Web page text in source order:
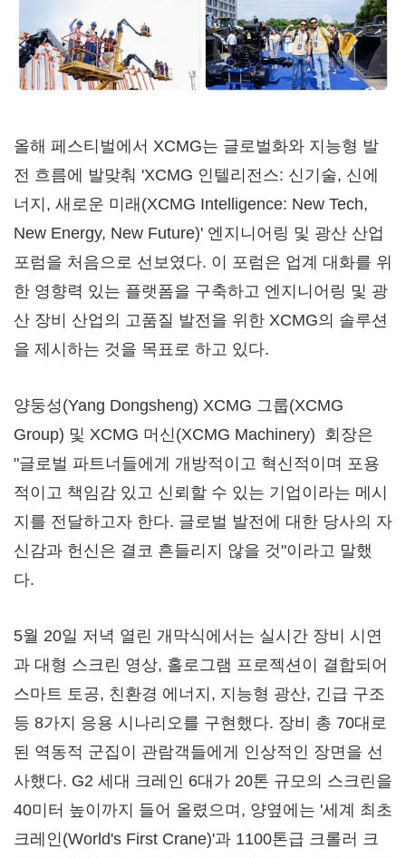
올해 페스티벌에서 XCMG는 글로벌화와 지능형 발
전 흐름에 발맞춰 'XCMG 인텔리전스: 신기술, 신에
너지, 새로운 미래(XCMG Intelligence: New Tech,
New Energy, New Future)' 엔지니어링 및 광산 산업
포럼을 처음으로 선보였다. 이 포럼은 업계 대화를 위
한 영향력 있는 플랫폼을 구축하고 엔지니어링 및 광
산 장비 산업의 고품질 발전을 위한 XCMG의 솔루션
을 제시하는 것을 목표로 하고 있다.
양둥성(Yang Dongsheng) XCMG 그룹(XCMG
Group) 및 XCMG 머신(XCMG Machinery) 회장은
"글로벌 파트너들에게 개방적이고 혁신적이며 포용
적이고 책임감 있고 신뢰할 수 있는 기업이라는 메시
지를 전달하고자 한다. 글로벌 발전에 대한 당사의 자
신감과 헌신은 결코 흔들리지 않을 것"이라고 말했
다.
5월 20일 저녁 열린 개막식에서는 실시간 장비 시연
과 대형 스크린 영상, 홀로그램 프로젝션이 결합되어
스마트 토공, 친환경 에너지, 지능형 광산, 긴급 구조
등 8가지 응용 시나리오를 구현했다. 장비 총 70대로
된 역동적 군집이 관람객들에게 인상적인 장면을 선
사했다. G2 세대 크레인 6대가 20톤 규모의 스크린을
40미터 높이까지 들어 올렸으며, 양옆에는 '세계 최초
크레인(World's First Crane)'과 1100톤급 크롤러 크